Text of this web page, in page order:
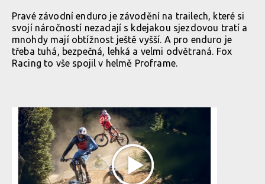
Pravé závodní enduro je závodění na trailech, které si
svojí náročností nezadají s kdejakou sjezdovou tratí a
mnohdy mají obtížnost ještě vyšší. A pro enduro je
třeba tuhá, bezpečná, lehká a velmi odvětraná. Fox
Racing to vše spojil v helmě Proframe.